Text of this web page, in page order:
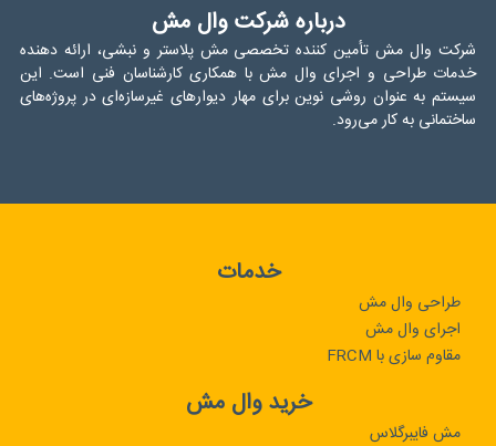
درباره شرکت وال مش
شرکت وال مش تأمین کننده تخصصی مش پلاستر و نبشی، ارائه دهنده
خدمات طراحی و اجرای وال مش با همکاری کارشناسان فنی است. این
سیستم به عنوان روشی نوین برای مهار دیوارهای غیرسازه‌ای در پروژه‌های
ساختمانی به کار می‌رود.
خدمات
طراحی وال مش
اجرای وال مش
مقاوم سازی با FRCM
خرید وال مش
مش فایبرگلاس